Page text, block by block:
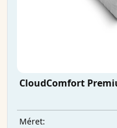
CloudComfort
Méret: